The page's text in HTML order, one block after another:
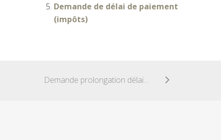
Demande de délai de paiement
(impôts)
Demande prolongation délai dépôt comptes annuels (modèle alternatif)